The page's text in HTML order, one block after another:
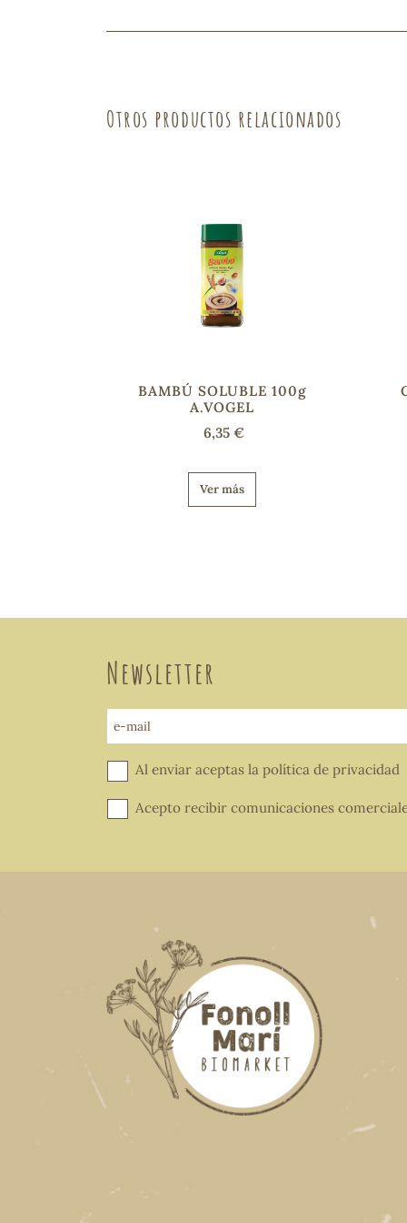
Otros productos relacionados
BAMBÚ SOLUBLE 100g
A.VOGEL
6,35 €
Ver más
Newsletter
e-mail
Al enviar aceptas la política de privacidad
Acepto recibir comunicaciones